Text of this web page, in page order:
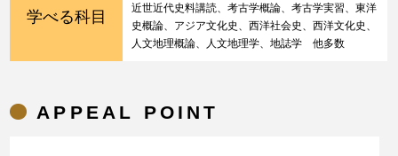
学べる科目
近世近代史料講読、考古学概論、考古学実習、東洋
史概論、アジア文化史、西洋社会史、西洋文化史、
人文地理概論、人文地理学、地誌学 他多数
APPEAL POINT